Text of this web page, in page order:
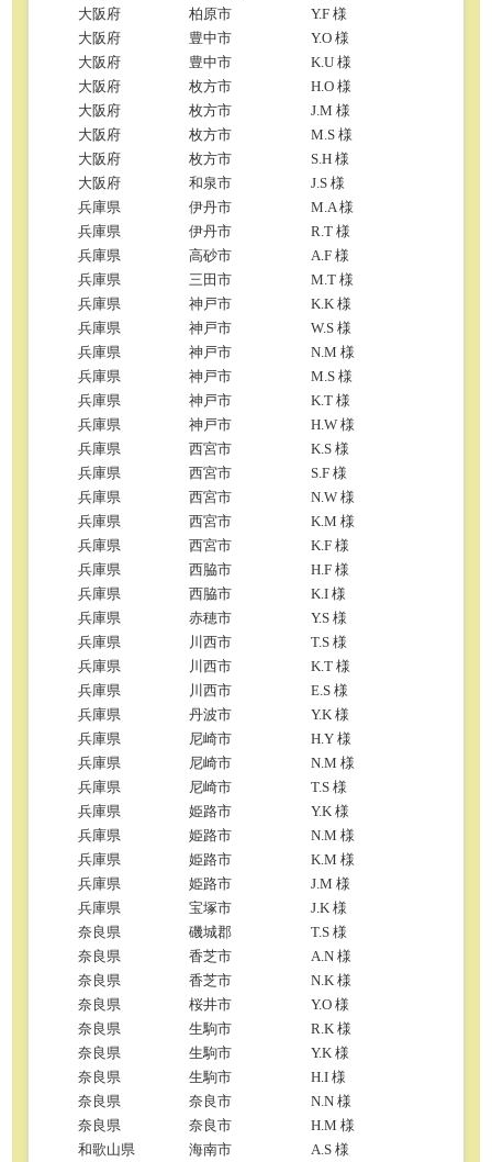
大阪府
柏原市
Y.F 様
大阪府
豊中市
Y.O 様
大阪府
豊中市
K.U 様
大阪府
枚方市
H.O 様
大阪府
枚方市
J.M 様
大阪府
枚方市
M.S 様
大阪府
枚方市
S.H 様
大阪府
和泉市
J.S 様
兵庫県
伊丹市
M.A 様
兵庫県
伊丹市
R.T 様
兵庫県
高砂市
A.F 様
兵庫県
三田市
M.T 様
兵庫県
神戸市
K.K 様
兵庫県
神戸市
W.S 様
兵庫県
神戸市
N.M 様
兵庫県
神戸市
M.S 様
兵庫県
神戸市
K.T 様
兵庫県
神戸市
H.W 様
兵庫県
西宮市
K.S 様
兵庫県
西宮市
S.F 様
兵庫県
西宮市
N.W 様
兵庫県
西宮市
K.M 様
兵庫県
西宮市
K.F 様
兵庫県
西脇市
H.F 様
兵庫県
西脇市
K.I 様
兵庫県
赤穂市
Y.S 様
兵庫県
川西市
T.S 様
兵庫県
川西市
K.T 様
兵庫県
川西市
E.S 様
兵庫県
丹波市
Y.K 様
兵庫県
尼崎市
H.Y 様
兵庫県
尼崎市
N.M 様
兵庫県
尼崎市
T.S 様
兵庫県
姫路市
Y.K 様
兵庫県
姫路市
N.M 様
兵庫県
姫路市
K.M 様
兵庫県
姫路市
J.M 様
兵庫県
宝塚市
J.K 様
奈良県
磯城郡
T.S 様
奈良県
香芝市
A.N 様
奈良県
香芝市
N.K 様
奈良県
桜井市
Y.O 様
奈良県
生駒市
R.K 様
奈良県
生駒市
Y.K 様
奈良県
生駒市
H.I 様
奈良県
奈良市
N.N 様
奈良県
奈良市
H.M 様
和歌山県
海南市 A.S 様